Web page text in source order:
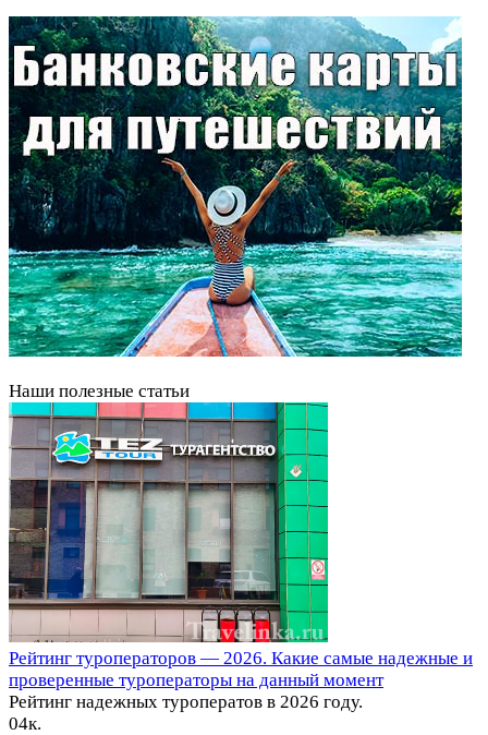
Наши полезные статьи
Рейтинг туроператоров — 2026. Какие самые надежные и
проверенные туроператоры на данный момент
Рейтинг надежных туроператов в 2026 году.
04к.